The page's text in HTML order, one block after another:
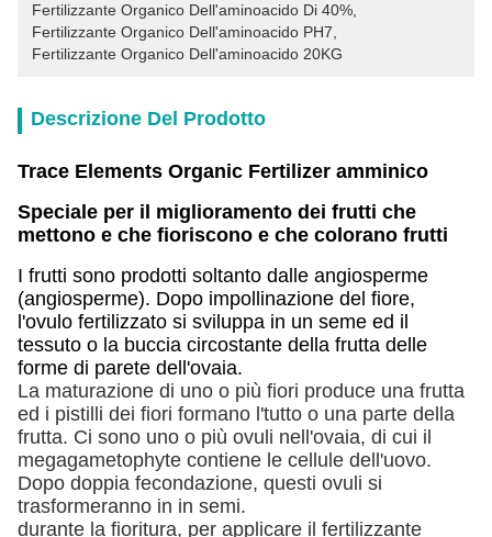
Fertilizzante Organico Dell'aminoacido Di 40%
Fertilizzante Organico Dell'aminoacido PH7
Fertilizzante Organico Dell'aminoacido 20KG
Descrizione Del Prodotto
Trace Elements Organic Fertilizer amminico
Speciale per il miglioramento dei frutti che
mettono e che fioriscono e che colorano frutti
I frutti sono prodotti soltanto dalle angiosperme
(angiosperme). Dopo impollinazione del fiore,
l'ovulo fertilizzato si sviluppa in un seme ed il
tessuto o la buccia circostante della frutta delle
forme di parete dell'ovaia.
La maturazione di uno o più fiori produce una frutta
ed i pistilli dei fiori formano l'tutto o una parte della
frutta. Ci sono uno o più ovuli nell'ovaia, di cui il
megagametophyte contiene le cellule dell'uovo.
Dopo doppia fecondazione, questi ovuli si
trasformeranno in in semi.
durante la fioritura, per applicare il fertilizzante